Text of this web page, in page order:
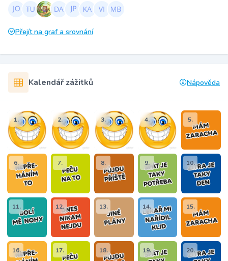
Přejít na graf a srovnání
Kalendář zážitků Nápověda
1. 2. 3. 4. 5.
6. 7. 8. 9. 10.
11. 12. 13. 14. 15.
16. 17. 18. 19. 20.